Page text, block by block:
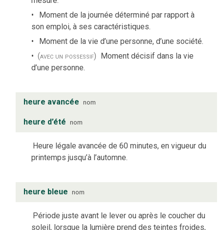
Moment de la journée déterminé par rapport à
son emploi, à ses caractéristiques.
Moment de la vie d’une personne, d’une société.
(avec un possessif) Moment décisif dans la vie
d’une personne.
heure avancée nom
heure d’été nom
Heure légale avancée de 60 minutes, en vigueur du
printemps jusqu’à l’automne.
heure bleue nom
Période juste avant le lever ou après le coucher du
soleil, lorsque la lumière prend des teintes froides,